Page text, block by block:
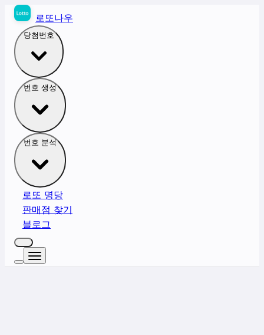
로또나우
당첨번호
번호 생성
번호 분석
로또 명당
판매점 찾기
블로그